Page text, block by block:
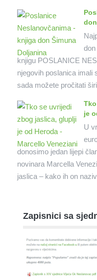
knjigu POSLANICE
njegovih poslanica imali
sada možete pročitati
je
U
donosimo jedan lijepi
novinara Marcella
jaslica – kako ih on
Zapisnici sa